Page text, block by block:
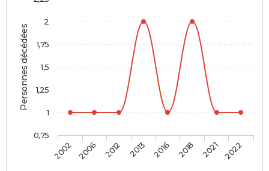
Personnes décédées
2002 2006 2012 2013 2016 2018 2021 2022
0,75
1
1,25
1,5
1,75
2